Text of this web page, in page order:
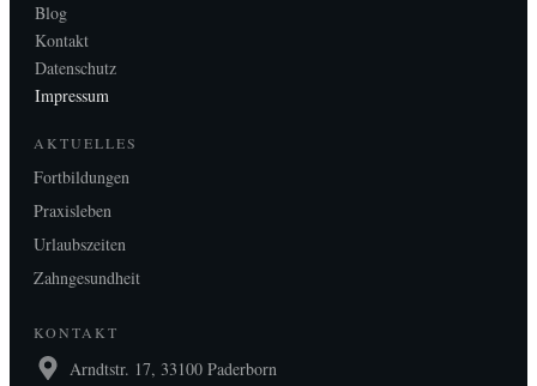
Blog
Kontakt
Datenschutz
Impressum
AKTUELLES
Fortbildungen
Praxisleben
Urlaubszeiten
Zahngesundheit
KONTAKT
Arndtstr. 17, 33100 Paderborn